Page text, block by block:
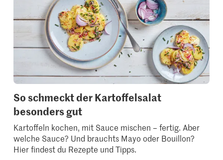
So schmeckt der Kartoffelsalat
besonders gut
Kartoffeln kochen, mit Sauce mischen – fertig. Aber
welche Sauce? Und brauchts Mayo oder Bouillon?
Hier findest du Rezepte und Tipps.